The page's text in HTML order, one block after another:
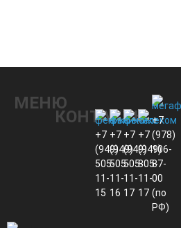
МЕНЮ
КОНТАКТЫ
+7
(949)
505-
11-
15
+7
(949)
505-
11-
16
+7
(949)
505-
11-
17
+7
(949)
805-
11-
17
+7
(978)
106-
87-
00
(по
РФ)